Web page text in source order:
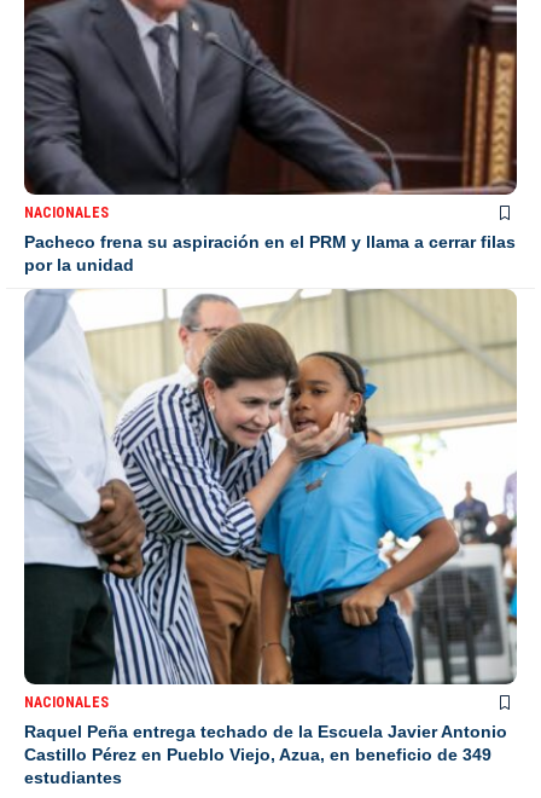
NACIONALES
Pacheco frena su aspiración en el PRM y llama a cerrar filas
por la unidad
NACIONALES
Raquel Peña entrega techado de la Escuela Javier Antonio
Castillo Pérez en Pueblo Viejo, Azua, en beneficio de 349
estudiantes